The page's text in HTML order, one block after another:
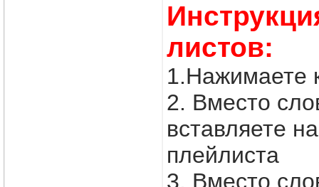
листов:
1.Нажимаете
2. Вместо
вставляете
плейлиста
3. Вместо